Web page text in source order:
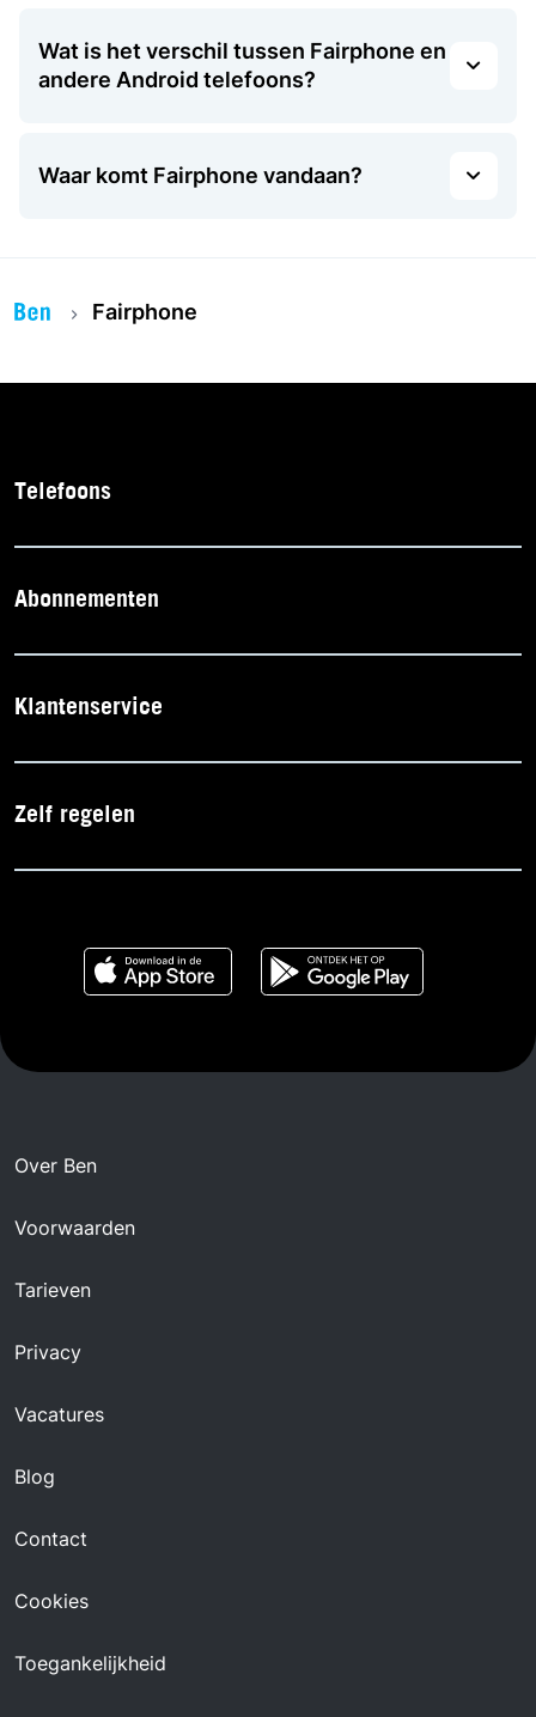
Wat is het verschil tussen Fairphone en
andere Android telefoons?
Waar komt Fairphone vandaan?
Fairphone
Telefoons
Abonnementen
Klantenservice
Zelf regelen
Over Ben
Voorwaarden
Tarieven
Privacy
Vacatures
Blog
Contact
Cookies
Toegankelijkheid